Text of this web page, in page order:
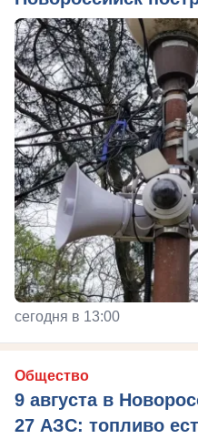
сегодня в 13:00
Общество
9 августа в
27 АЗС: топливо